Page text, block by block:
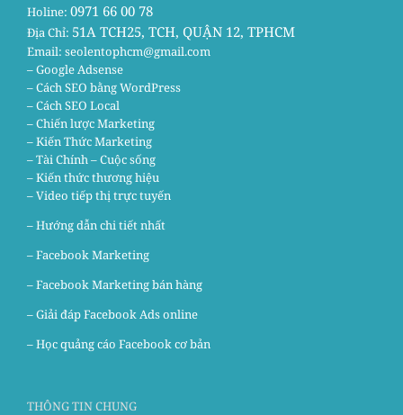
Holine: 0971 66 00 78
Địa Chỉ: 51A TCH25, TCH, QUẬN 12, TPHCM
Email: seolentophcm@gmail.com
– Google Adsense
– Cách SEO bằng WordPress
– Cách SEO Local
– Chiến lược Marketing
– Kiến Thức Marketing
– Tài Chính – Cuộc sống
– Kiến thức thương hiệu
– Video tiếp thị trực tuyến
– Hướng dẫn chi tiết nhất
–Facebook Marketing
–Facebook Marketing bán hàng
–Giải đáp Facebook Ads online
–Học quảng cáo Facebook cơ bản
THÔNG TIN CHUNG